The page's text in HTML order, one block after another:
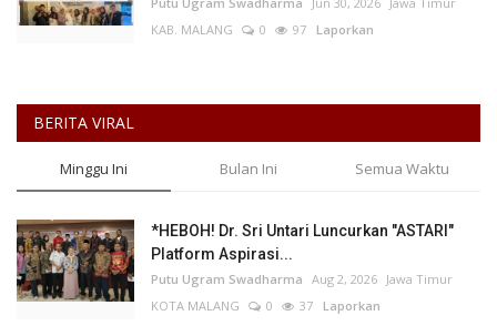
KAB. MALANG
0 97 Laporkan
BERITA VIRAL
Minggu Ini Bulan Ini Semua Waktu
*HEBOH! Dr. Sri Untari Luncurkan "ASTARI"
Platform Aspirasi...
Putu Ugram Swadharma Aug 2, 2026 Jawa Timur
KOTA MALANG
0 37 Laporkan